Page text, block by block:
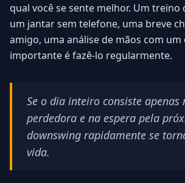
qual você se sente melhor. Um treino
um jantar sem telefone, uma breve
amigo, uma análise de mãos com um
importante é fazê-lo regularmente.
Se o dia inteiro consiste apenas
perdedora e na espera pela
downswing rapidamente se
vida.